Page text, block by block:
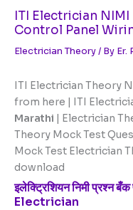
ITI Electrician
Control Panel
Electrician Theory/ By Er.
ITI Electrician Theory
from here | ITI
Marathi | Electrician
Theory Mock Test
Mock Test Electrician
download
इलेक्ट्रिशियन निमी प्रश्न
Electrician